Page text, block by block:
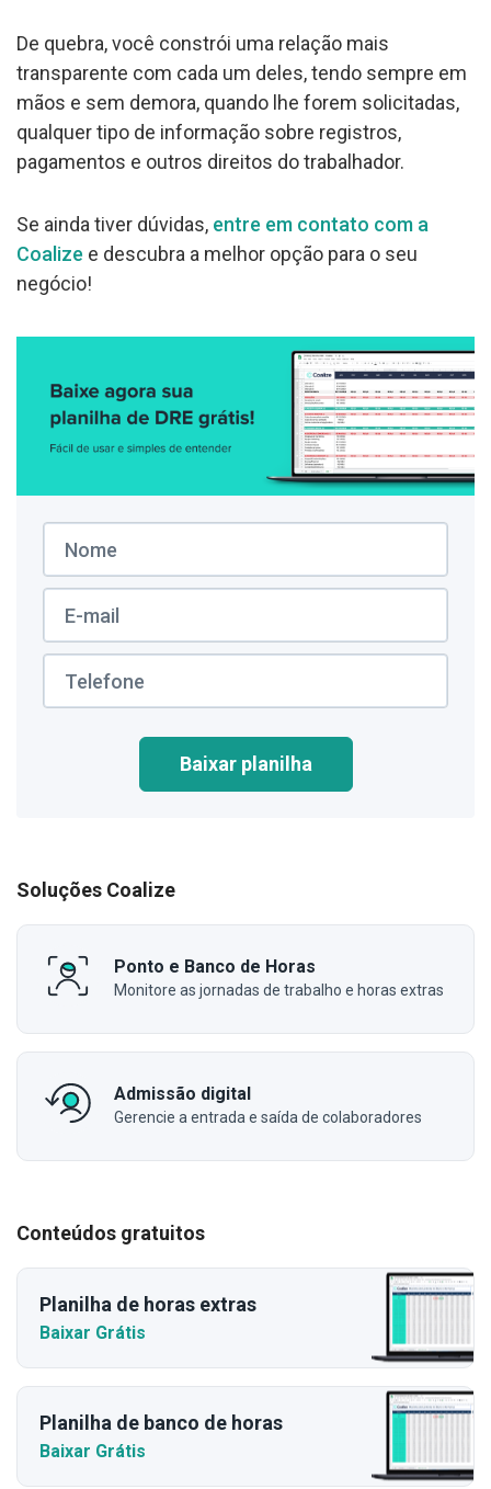
De quebra, você constrói uma relação mais
transparente com cada um deles, tendo sempre em
mãos e sem demora, quando lhe forem solicitadas,
qualquer tipo de informação sobre registros,
pagamentos e outros direitos do trabalhador.
Se ainda tiver dúvidas, entre em contato com a
Coalize e descubra a melhor opção para o seu
negócio!
Baixar planilha
Soluções Coalize
Ponto e Banco de Horas
Monitore as jornadas de trabalho e horas extras
Admissão digital
Gerencie a entrada e saída de colaboradores
Conteúdos gratuitos
Planilha de horas extras
Baixar Grátis
Planilha de banco de horas
Baixar Grátis